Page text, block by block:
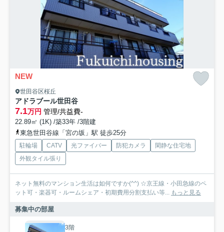
NEW
世田谷区桜丘
アドラブール世田谷
7.1万円 管理/共益費-
22.89㎡ (1K) /築33年 /3階建
東急世田谷線「宮の坂」駅 徒歩25分
駐輪場 CATV 光ファイバー 防犯カメラ
閑静な住宅地
外観タイル張り
ネット無料のマンション生活は如何ですか(^^) ☆京王線・小田急線のペ
ット可・楽器可・ルームシェア・初期費用分割支払い等... もっと見る
募集中の部屋
3階